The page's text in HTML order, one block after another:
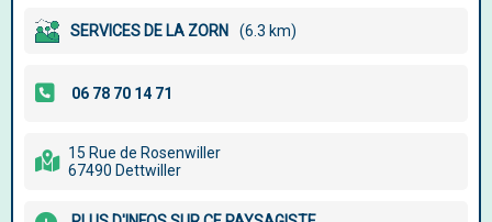
SERVICES DE LA ZORN (6.3 km)
15 Rue de Rosenwiller
67490 Dettwiller